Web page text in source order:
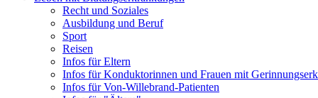
Recht und Soziales
Ausbildung und Beruf
Sport
Reisen
Infos für Eltern
Infos für Konduktorinnen und Frauen mit
Infos für Von-Willebrand-Patienten